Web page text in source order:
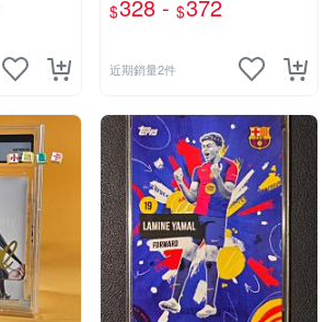
$328 - $372
近期銷量2件